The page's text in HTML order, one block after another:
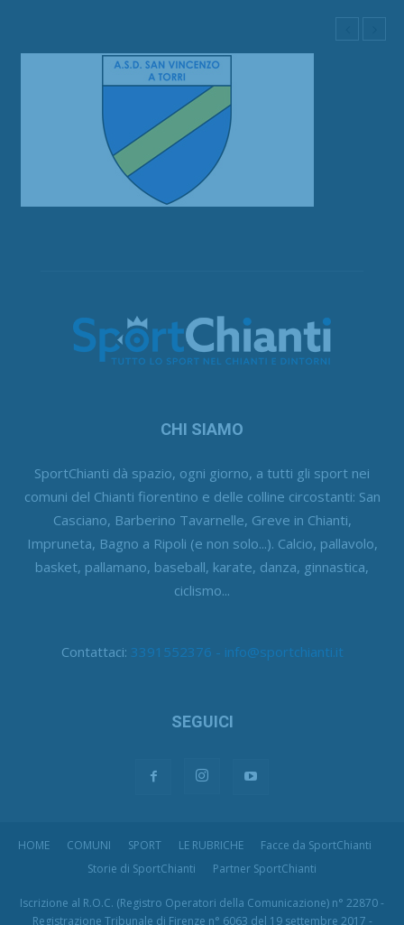
CHI SIAMO
SportChianti dà spazio, ogni giorno, a tutti gli sport nei
comuni del Chianti fiorentino e delle colline circostanti: San
Casciano, Barberino Tavarnelle, Greve in Chianti,
Impruneta, Bagno a Ripoli (e non solo...). Calcio, pallavolo,
basket, pallamano, baseball, karate, danza, ginnastica,
ciclismo...
Contattaci: 3391552376 - info@sportchianti.it
SEGUICI
HOME COMUNI SPORT LE RUBRICHE
Facce da SportChianti
Storie di SportChianti
Partner SportChianti
Iscrizione al R.O.C. (Registro Operatori della Comunicazione) n° 22870 -
Registrazione Tribunale di Firenze n° 6063 del 19 settembre 2017 -